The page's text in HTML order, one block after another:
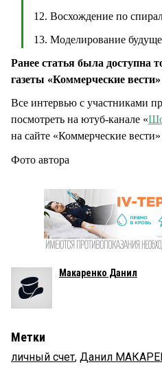
12. Восхождение по
13. Моделирование
Ранее статья была доступна
газеты «Коммерческие
Все интервью с участниками
посмотреть на ютуб-канале «
на сайте «Коммерческие
Фото автора
Макаренко Данил
Метки
личный счет, Данил